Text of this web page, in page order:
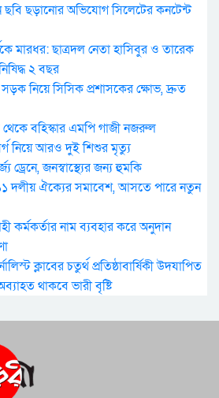
ছড়ানোর অভিযোগ সিলেটের কনটেন্ট
মারধর: ছাত্রদল নেতা হাসিবুর ও তারেক
২ বছর
সড়ক নিয়ে সিসিক প্রশাসকের ক্ষোভ, দ্রুত
থেকে বহিস্কার এমপি গাজী নজরুল
নিয়ে আরও দুই শিশুর মৃত্যু
ড্রেনে, জনস্বাস্থ্যের জন্য হুমকি
দলীয় ঐক্যের সমাবেশ, আসতে পারে নতুন
কর্মকর্তার নাম ব্যবহার করে অনুদান
ক্লাবের চতুর্থ প্রতিষ্ঠাবার্ষিকী উদযাপিত
থাকবে ভারী বৃষ্টি